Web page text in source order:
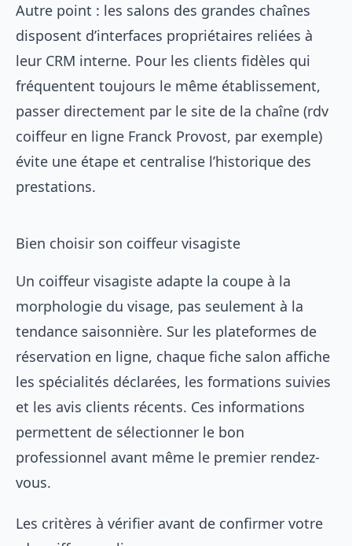
Autre point : les salons des grandes chaînes
disposent d’interfaces propriétaires reliées à
leur CRM interne. Pour les clients fidèles qui
fréquentent toujours le même établissement,
passer directement par le site de la chaîne (rdv
coiffeur en ligne Franck Provost, par exemple)
évite une étape et centralise l’historique des
prestations.
Bien choisir son coiffeur visagiste
Un coiffeur visagiste adapte la coupe à la
morphologie du visage, pas seulement à la
tendance saisonnière. Sur les plateformes de
réservation en ligne, chaque fiche salon affiche
les spécialités déclarées, les formations suivies
et les avis clients récents. Ces informations
permettent de sélectionner le bon
professionnel avant même le premier rendez-
vous.
Les critères à vérifier avant de confirmer votre